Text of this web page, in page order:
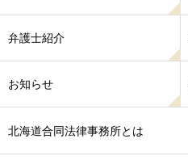
弁護士紹介
お知らせ
北海道合同法律事務所とは